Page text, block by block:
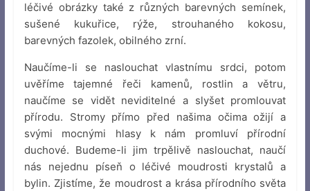
léčivé obrázky také z různých barevných semínek,
sušené kukuřice, rýže, strouhaného kokosu,
barevných fazolek, obilného zrní.
Naučíme-li se naslouchat vlastnímu srdci, potom
uvěříme tajemné řeči kamenů, rostlin a větru,
naučíme se vidět neviditelné a slyšet promlouvat
přírodu. Stromy přímo před našima očima ožijí a
svými mocnými hlasy k nám promluví přírodní
duchové. Budeme-li jim trpělivě naslouchat, naučí
nás nejednu píseň o léčivé moudrosti krystalů a
bylin. Zjistíme, že moudrost a krása přírodního světa